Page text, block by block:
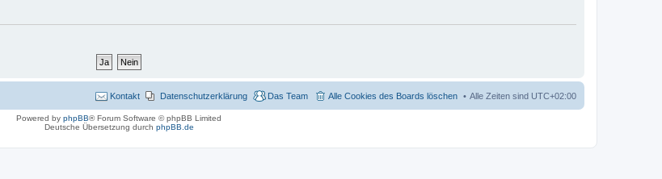
Alle Zeiten sind UTC+02:00
Alle Cookies des Boards löschen
Das Team
Datenschutzerklärung
Kontakt
Powered by phpBB® Forum Software © phpBB Limited
Deutsche Übersetzung durch phpBB.de